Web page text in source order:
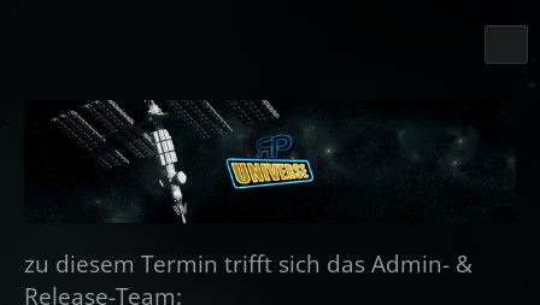
zu diesem Termin trifft sich das Admin- &
Release-Team: